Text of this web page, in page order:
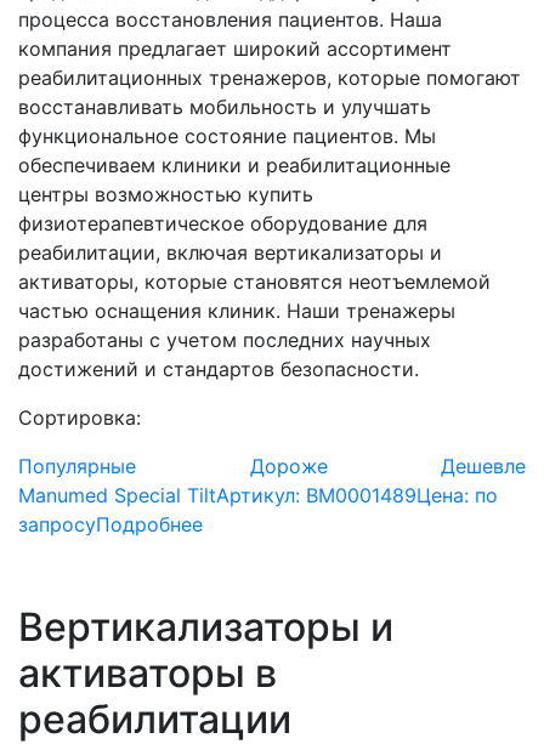
процесса восстановления пациентов. Наша
компания предлагает широкий ассортимент
реабилитационных тренажеров, которые помогают
восстанавливать мобильность и улучшать
функциональное состояние пациентов. Мы
обеспечиваем клиники и реабилитационные
центры возможностью купить
физиотерапевтическое оборудование для
реабилитации, включая вертикализаторы и
активаторы, которые становятся неотъемлемой
частью оснащения клиник. Наши тренажеры
разработаны с учетом последних научных
достижений и стандартов безопасности.
Сортировка:
Популярные
Дороже
Дешевле
Manumed Special TiltАртикул: BM0001489Цена: по
запросуПодробнее
Вертикализаторы и
активаторы в
реабилитации